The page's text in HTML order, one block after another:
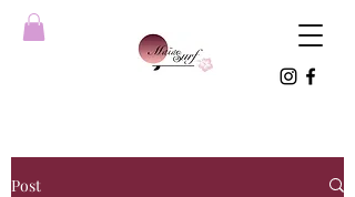
Post